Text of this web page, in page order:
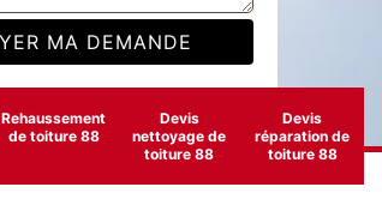
Rehaussement
de toiture 88
Devis
nettoyage de
toiture 88
Devis
réparation de
toiture 88